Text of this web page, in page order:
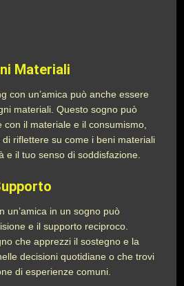
Materiali
con un’amica può anche essere
materiali. Questo sogno può
il materiale e il consumismo,
riflettere su come i beni materiali
e il tuo senso di soddisfazione.
un’amica in un sogno può
e il supporto reciproco.
che apprezzi il sostegno e la
decisioni quotidiane o che trovi
di esperienze comuni.